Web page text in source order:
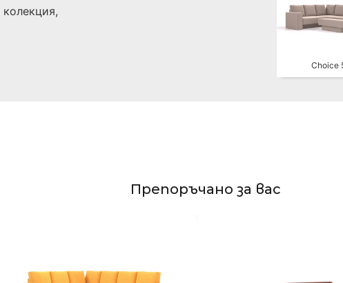
колекция,
Choice
Препоръчано за вас